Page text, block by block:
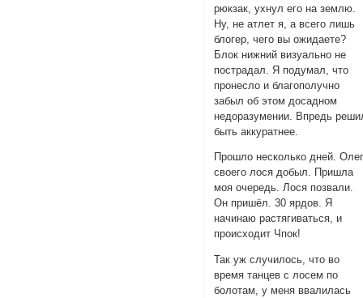
рюкзак, ухнул его на землю.
Ну, не атлет я, а всего лишь
блогер, чего вы ожидаете?
Блок нижний визуально не
пострадал. Я подумал, что
пронесло и благополучно
забыл об этом досадном
недоразумении. Впредь
быть аккуратнее.
Прошло несколько дней.
своего лося добыл. Пришла
моя очередь. Лося позвали.
Он пришёл. 30 ярдов. Я
начинаю растягиваться, и
происходит Чпок!
Так уж случилось, что во
время танцев с лосем по
болотам, у меня ввалилась